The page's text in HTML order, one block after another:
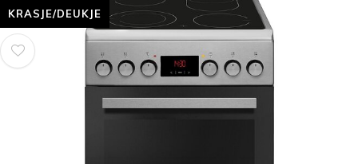
KRASJE/DEUKJE